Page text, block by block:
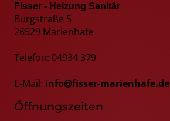
Fisser - Heizung Sanitär
Burgstraße 5
26529 Marienhafe
Telefon: 04934 379
E-Mail: info@fisser-marienhafe.de
Öffnungszeiten